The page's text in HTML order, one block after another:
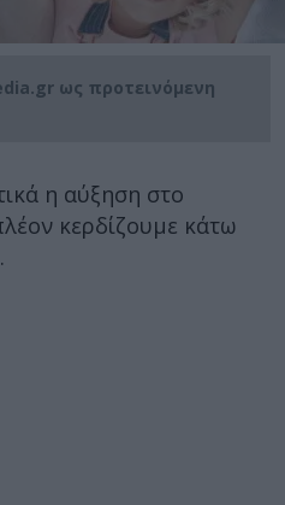
ως προτεινόμενη
η αύξηση στο
κερδίζουμε κάτω